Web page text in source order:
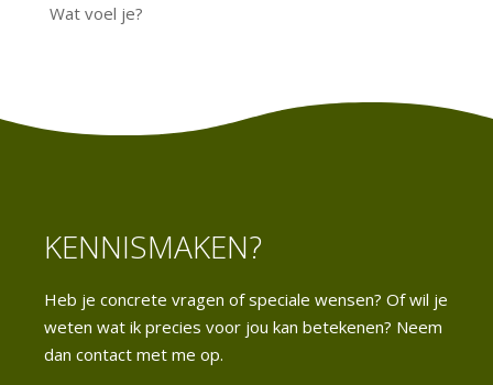
Wat voel je?
KENNISMAKEN?
Heb je concrete vragen of speciale wensen? Of wil je
weten wat ik precies voor jou kan betekenen? Neem
dan contact met me op.